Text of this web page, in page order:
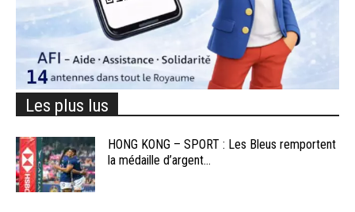
Les plus lus
HONG KONG – SPORT : Les Bleus remportent
la médaille d’argent...